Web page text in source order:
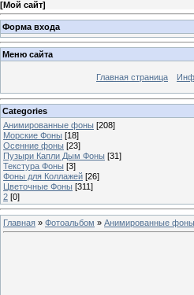
[Мой сайт]
Форма входа
Меню сайта
Главная страница
Categories
Анимированные фоны [208]
Морские Фоны [18]
Осенние фоны [23]
Пузыри Капли Дым Фоны [31]
Текстура Фоны [3]
Фоны для Коллажей [26]
Цветочные Фоны [311]
2 [0]
Главная » Фотоальбом » Анимированные фоны